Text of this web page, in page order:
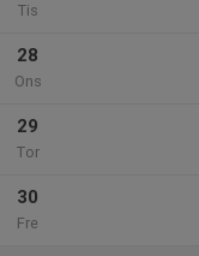
Tis
28
Ons
29
Tor
30
Fre